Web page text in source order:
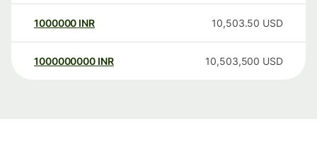
1000000 INR 10,503.50 USD
1000000000 INR 10,503,500 USD